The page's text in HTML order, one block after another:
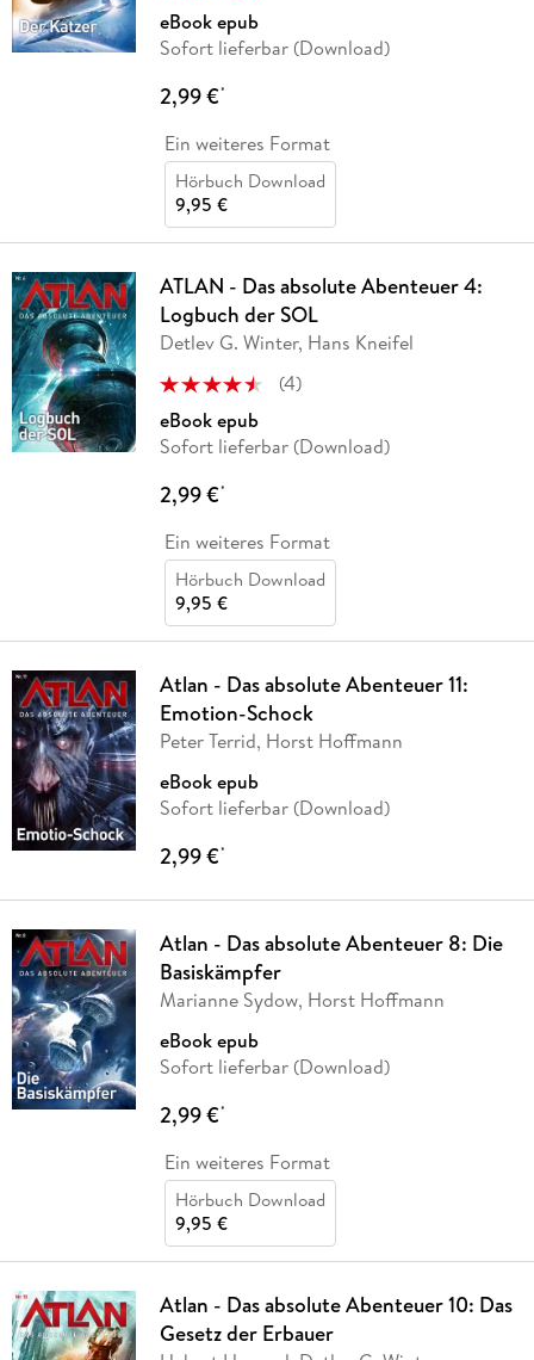
eBook epub
Sofort lieferbar (Download)
2,99 €*
Ein weiteres Format
Hörbuch Download
9,95 €
ATLAN - Das absolute Abenteuer 4:
Logbuch der SOL
Detlev G. Winter, Hans Kneifel
(4)
eBook epub
Sofort lieferbar (Download)
2,99 €*
Ein weiteres Format
Hörbuch Download
9,95 €
Atlan - Das absolute Abenteuer 11:
Emotion-Schock
Peter Terrid, Horst Hoffmann
eBook epub
Sofort lieferbar (Download)
2,99 €*
Atlan - Das absolute Abenteuer 8: Die
Basiskämpfer
Marianne Sydow, Horst Hoffmann
eBook epub
Sofort lieferbar (Download)
2,99 €*
Ein weiteres Format
Hörbuch Download
9,95 €
Atlan - Das absolute Abenteuer 10: Das
Gesetz der Erbauer